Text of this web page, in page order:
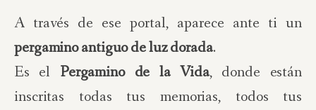
A través de ese portal, aparece ante ti un
pergamino antiguo de luz dorada.
Es el Pergamino de la Vida, donde están
inscritas todas tus memorias, todos tus